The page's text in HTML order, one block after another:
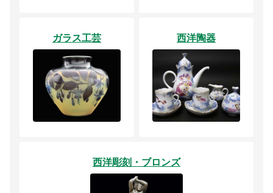
ガラス工芸 西洋陶器
西洋彫刻・ブロンズ